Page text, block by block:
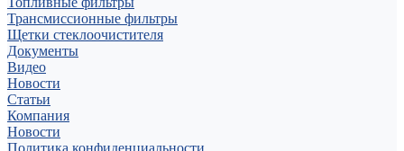
Трансмиссионные фильтры
Щетки стеклоочистителя
Документы
Видео
Новости
Статьи
Компания
Новости
Политика конфиденциальности